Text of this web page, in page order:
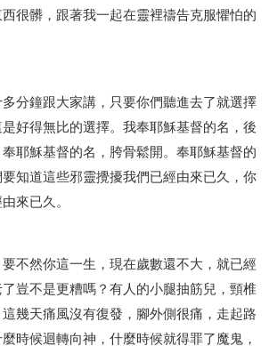
很髒，跟著我一起在靈裡禱告克服懼怕的
分鐘跟大家講，只要你們聽進去了就選擇
好得無比的選擇。我奉耶穌基督的名，後
耶穌基督的名，胯骨鬆開。奉耶穌基督的
知道這些邪靈攪擾我們已經由來已久，你
來已久。
不然你這一生，現在歲數還不大，就已經
豈不是更糟嗎？有人的小腿抽筋兒，頸椎
幾天痛風沒有復發，腳外側很痛，走起路
時候迴轉向神，什麼時候就得罪了魔鬼，